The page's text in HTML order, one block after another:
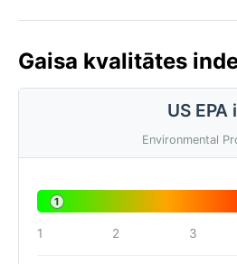
Gaisa kvalitātes
US
Environmental
1
1 2 3